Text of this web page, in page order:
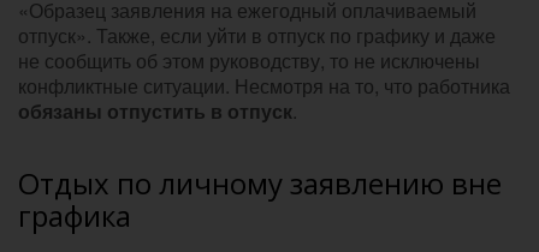
«Образец заявления на ежегодный оплачиваемый
отпуск». Также, если уйти в отпуск по графику и даже
не сообщить об этом руководству, то не исключены
конфликтные ситуации. Несмотря на то, что работника
обязаны отпустить в отпуск.
Отдых по личному заявлению вне
графика